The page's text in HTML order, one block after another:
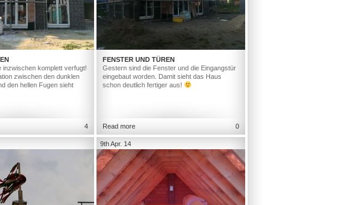
inzwischen komplett verfugt!
zwischen den dunklen
den hellen Fugen sieht
4
FENSTER UND TÜREN
Gestern sind die Fenster und die Eingangstür
eingebaut worden. Damit sieht das Haus
schon deutlich fertiger aus!
Read more 0
9th Apr. 14